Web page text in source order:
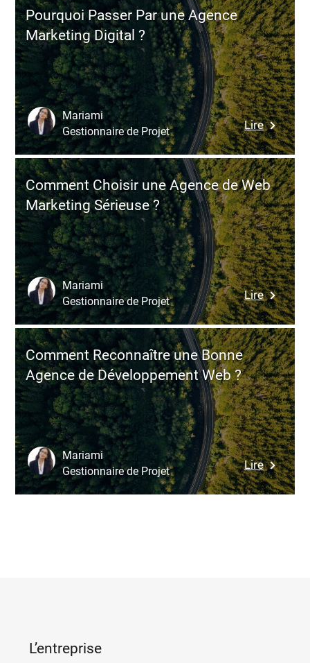
de
Confier
son
de
Trafic
et
son
à
une
Agence
Web
Pourquoi Passer Par une Agence
Marketing Digital ?
Lire:
Pourquoi
Passer
Par
une
Agence
Digital
?
Mariami
Gestionnaire de Projet
Comment Choisir une Agence de Web
Marketing Sérieuse ?
Lire:
Choisir
une
Agence
de
Web
Sérieuse
?
Mariami
Gestionnaire de Projet
Comment Reconnaître une Bonne
Agence de Développement Web ?
Lire:
Mariami
Gestionnaire de Projet
L’entreprise